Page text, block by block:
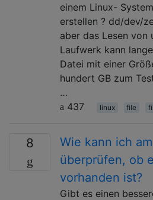
einem Linux-
erstellen ? dd/dev/
aber das Lesen von
Laufwerk kann
Datei mit einer
hundert GB zum
…
437
linux file
8
Wie kann ich
überprüfen, ob
vorhanden ist?
Gibt es einen